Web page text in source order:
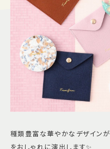
種類豊富な華やかなデザイン
をおしゃれに演出します✨